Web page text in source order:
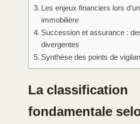
Les enjeux financiers lors
immobilière
Succession et assurance :
divergentes
Synthèse des points de
La classification
fondamentale